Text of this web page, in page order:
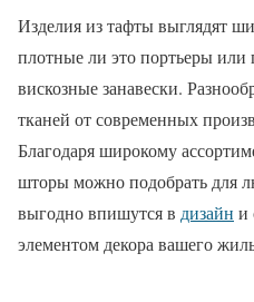
Изделия из тафты выглядят
плотные ли это портьеры или
вискозные занавески.
тканей от современных
Благодаря широкому
шторы можно подобрать для
выгодно впишутся в дизайн и
элементом декора вашего